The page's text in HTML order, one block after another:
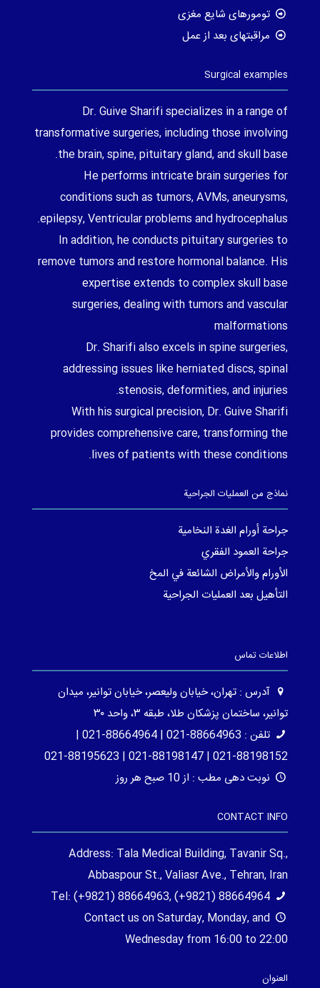
تومورهای شایع مغزی
مراقبتهای بعد از عمل
Surgical examples
Dr. Guive Sharifi specializes in a range of
transformative surgeries, including those involving
the brain, spine, pituitary gland, and skull base.
He performs intricate brain surgeries for
conditions such as tumors, AVMs, aneurysms,
epilepsy, Ventricular problems and hydrocephalus.
In addition, he conducts pituitary surgeries to
remove tumors and restore hormonal balance. His
expertise extends to complex skull base
surgeries, dealing with tumors and vascular
malformations
Dr. Sharifi also excels in spine surgeries,
addressing issues like herniated discs, spinal
stenosis, deformities, and injuries.
With his surgical precision, Dr. Guive Sharifi
provides comprehensive care, transforming the
lives of patients with these conditions.
نماذج من العمليات الجراحية
جراحة أورام الغدة النخامية
جراحة العمود الفقري
الأورام والأمراض الشائعة في المخ
التأهيل بعد العمليات الجراحية
اطلاعات تماس
آدرس : تهران، خیابان ولیعصر، خیابان توانیر، میدان
توانیر، ساختمان پزشکان طلا، طبقه ۳، واحد ۳۰
تلفن : 88664963-021 | 88664964-021 |
88198152-021 | 88198147-021 | 88195623-021
نوبت دهی مطب : از 10 صبح هر روز
CONTACT INFO
Address: Tala Medical Building, Tavanir Sq.,
Abbaspour St., Valiasr Ave., Tehran, Iran
Contact us on Saturday, Monday, and
Wednesday from 16:00 to 22:00
العنوان